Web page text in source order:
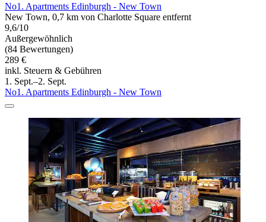
No1. Apartments Edinburgh - New Town
New Town, 0,7 km von Charlotte Square entfernt
9,6/10
Außergewöhnlich
(84 Bewertungen)
289 €
inkl. Steuern & Gebühren
1. Sept.–2. Sept.
No1. Apartments Edinburgh - New Town